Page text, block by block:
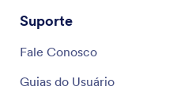
Suporte
Fale Conosco
Guias do Usuário